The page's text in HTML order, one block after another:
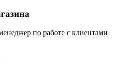
по работе с клиентами